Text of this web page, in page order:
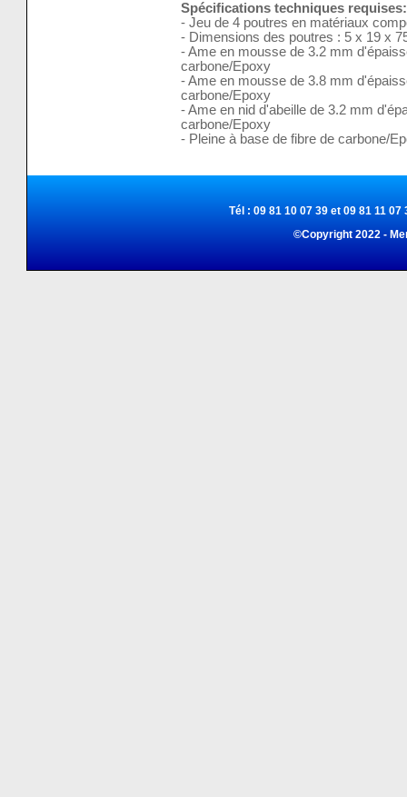
Spécifications techniques requises:
- Jeu de 4 poutres en matériaux
- Dimensions des poutres : 5 x 19 x
- Ame en mousse de 3.2 mm
carbone/Epoxy
- Ame en mousse de 3.8 mm
carbone/Epoxy
- Ame en nid d'abeille de 3.2 mm
carbone/Epoxy
- Pleine à base de fibre de carbone/
Tél : 09 81 10 07 39 et 09 81 11
©Copyright 2022 -